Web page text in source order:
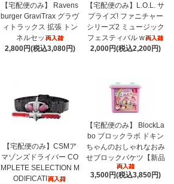
【宅配便のみ】 Ravens
burger GraviTrax グラヴ
ィトラックス 拡張 トン
ネルセッ
2,800円(税込3,080円)
【宅配便のみ】L.O.L. サ
プライズ! ファニチャー
シリーズ2 ミュージック
フェスティバル w
2,000円(税込2,200円)
【宅配便のみ】CSMア
マゾンズドライバー CO
MPLETE SELECTION M
ODIFICATI
【宅配便のみ】 BlockLa
bo ブロックラボ ドキン
ちゃんのおしゃれなおみ
せブロックバケツ【新品
3,500円(税込3,850円)